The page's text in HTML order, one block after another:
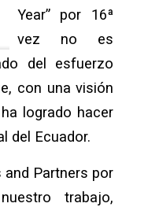
Year” por 16ª
vez no es
del esfuerzo
con una visión
logrado hacer
del Ecuador.
and Partners por
trabajo,